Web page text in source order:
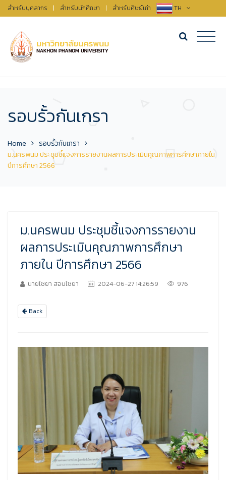
สำหรับบุคลากร | สำหรับนักศึกษา | สำหรับศิษย์เก่า TH
รอบรั้วกันเกรา
Home
รอบรั้วกันเกรา
ม.นครพนม ประชุมชี้แจงการรายงานผลการประเมินคุณภาพการศึกษาภายใน
ปีการศึกษา 2566
ม.นครพนม ประชุมชี้แจงการรายงาน
ผลการประเมินคุณภาพการศึกษา
ภายใน ปีการศึกษา 2566
นายไชยา สอนไชยา 2024-06-27 14:26:59 976
Back